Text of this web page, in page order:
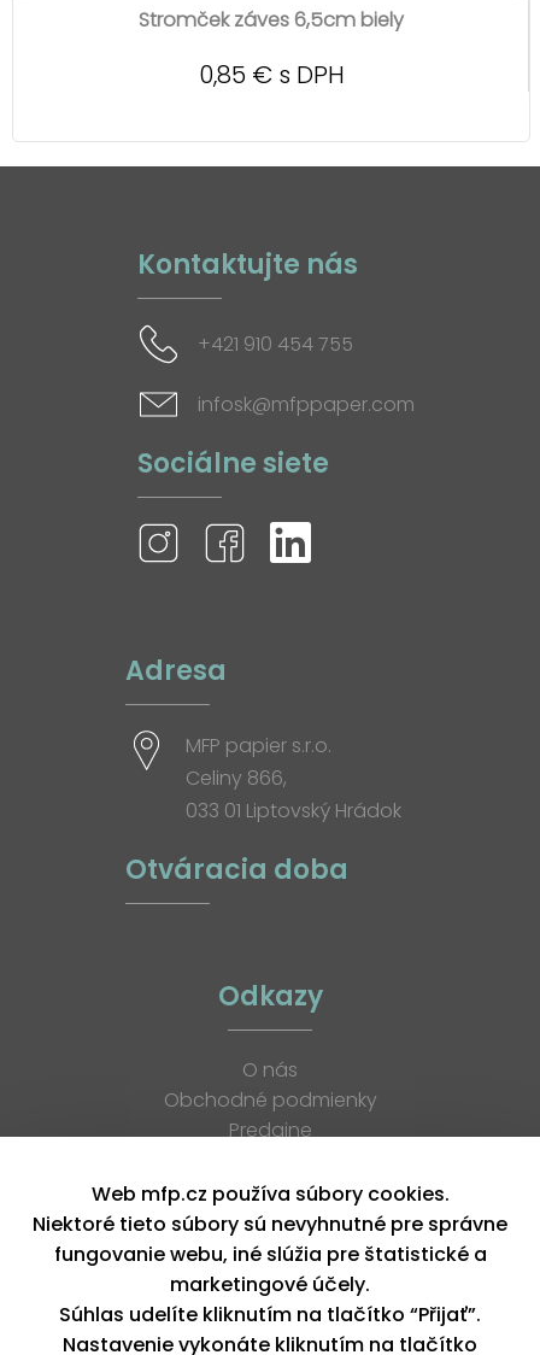
Stromček záves 6,5cm biely
0,85 € s DPH
Kontaktujte nás
+421 910 454 755
infosk@mfppaper.com
Sociálne siete
Adresa
MFP papier s.r.o.
Celiny 866,
033 01 Liptovský Hrádok
Otváracia doba
Odkazy
O nás
Obchodné podmienky
Predajne
K stiahnutiu
Blog
Kontakt
Kariéra
XML feed
Web mfp.cz používa súbory cookies.
Niektoré tieto súbory sú nevyhnutné pre správne
fungovanie webu, iné slúžia pre štatistické a
marketingové účely.
Súhlas udelíte kliknutím na tlačítko “Přijať”.
Nastavenie vykonáte kliknutím na tlačítko